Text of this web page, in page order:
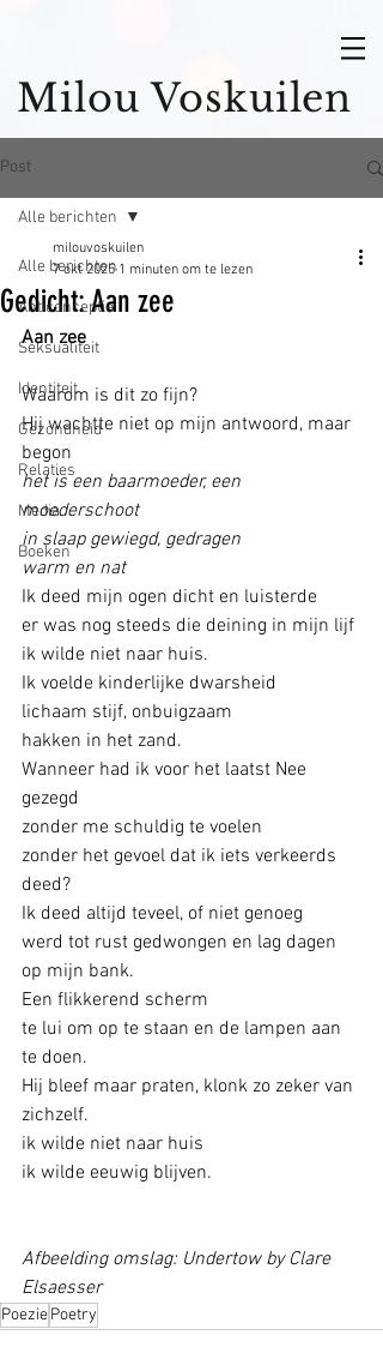
Milou Voskuilen
Post
Alle berichten
Anticonceptie
Seksualiteit
Identiteit
Gezondheid
Relaties
Media
Boeken
Alle berichten
Gedicht: Aan zee
milouvoskuilen
7 okt 2025 1 minuten om te lezen
Aan zee
Waarom is dit zo fijn?
Hij wachtte niet op mijn antwoord, maar
begon
het is een baarmoeder, een
moederschoot
in slaap gewiegd, gedragen
warm en nat
Ik deed mijn ogen dicht en luisterde
er was nog steeds die deining in mijn lijf
ik wilde niet naar huis.
Ik voelde kinderlijke dwarsheid
lichaam stijf, onbuigzaam
hakken in het zand.
Wanneer had ik voor het laatst Nee
gezegd
zonder me schuldig te voelen
zonder het gevoel dat ik iets verkeerds
deed?
Ik deed altijd teveel, of niet genoeg
werd tot rust gedwongen en lag dagen
op mijn bank.
Een flikkerend scherm
te lui om op te staan en de lampen aan
te doen.
Hij bleef maar praten, klonk zo zeker van
zichzelf.
ik wilde niet naar huis
ik wilde eeuwig blijven.
Afbeelding omslag: Undertow by Clare
Elsaesser
PoeziePoetry